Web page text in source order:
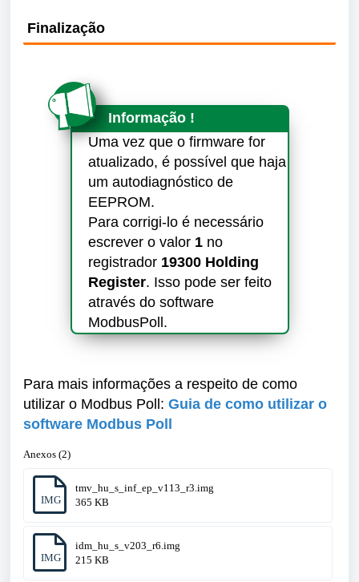
Finalização
Informação !
Uma vez que o firmware for
atualizado, é possível que haja
um autodiagnóstico de
EEPROM.
Para corrigi-lo é necessário
escrever o valor 1no
registrador 19300 Holding
Register. Isso pode ser feito
através do software
ModbusPoll.
Para mais informações a respeito de como
utilizar o Modbus Poll: Guia de como utilizar o
software Modbus Poll
Anexos (2)
IMG
tmv_hu_s_inf_ep_v113_r3.img
365 KB
IMG
idm_hu_s_v203_r6.img
215 KB